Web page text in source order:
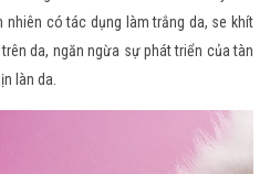
nhiên có tác dụng làm trắng da, se khít
da, ngăn ngừa sự phát triển của tàn
làn da.